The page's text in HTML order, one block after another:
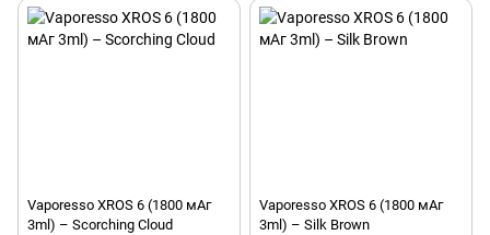
Vaporesso XROS 6 (1800 мАг
3ml) – Scorching Cloud
Vaporesso XROS 6 (1800 мАг
3ml) – Silk Brown